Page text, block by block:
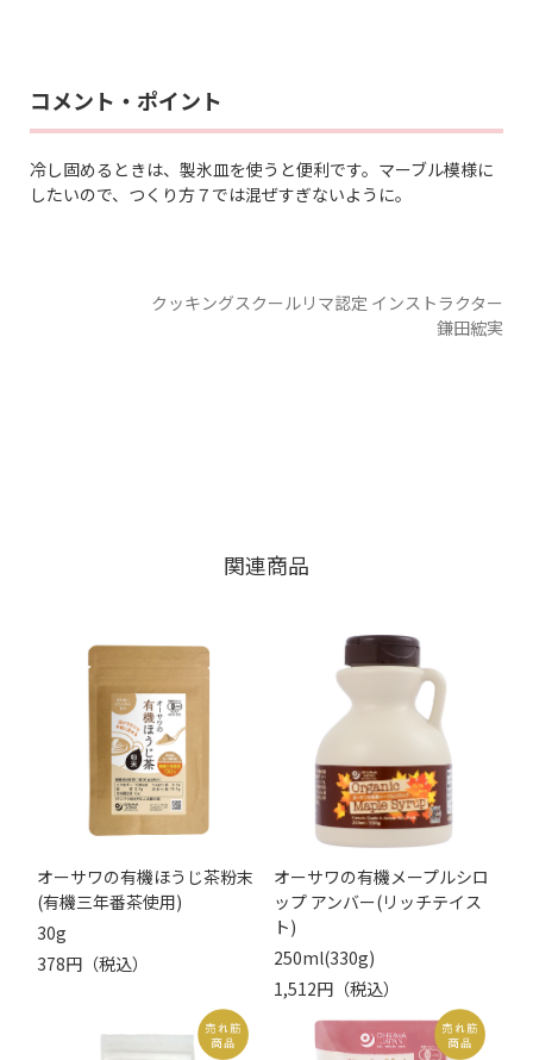
コメント・ポイント
冷し固めるときは、製氷皿を使うと便利です。マーブル模様に
したいので、つくり方７では混ぜすぎないように。
クッキングスクールリマ認定 インストラクター
鎌田綋実
関連商品
オーサワの有機ほうじ茶粉末
(有機三年番茶使用)
30g
378円（税込）
オーサワの有機メープルシロ
ップ アンバー(リッチテイス
ト)
250ml(330g)
1,512円（税込）